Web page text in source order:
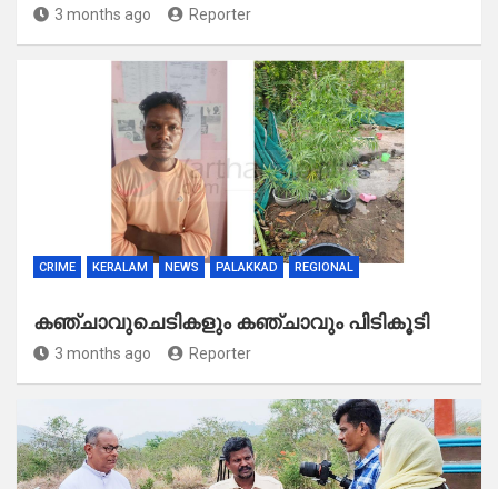
3 months ago Reporter
CRIME KERALAM NEWS PALAKKAD REGIONAL
കഞ്ചാവുചെടികളും കഞ്ചാവും പിടികൂടി
3 months ago Reporter